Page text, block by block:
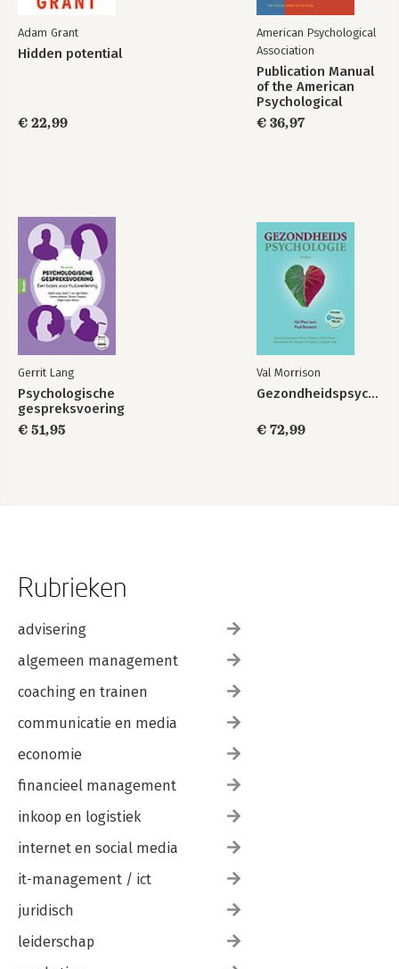
Adam Grant
Hidden potential
€ 22,99
American Psychological
Association
Publication Manual
of the American
Psychological
Association 2020
€ 36,97
Gerrit Lang
Psychologische
gespreksvoering
€ 51,95
Val Morrison
Gezondheidspsychologie
€ 72,99
Rubrieken
advisering
algemeen management
coaching en trainen
communicatie en media
economie
financieel management
inkoop en logistiek
internet en social media
it-management / ict
juridisch
leiderschap